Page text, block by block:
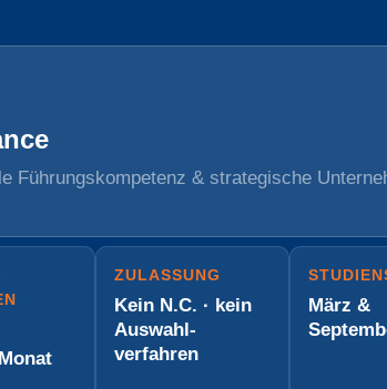
Führungskompetenz & strategische
ZULASSUNG
Kein N.C. · kein
Auswahl­
verfahren
März &